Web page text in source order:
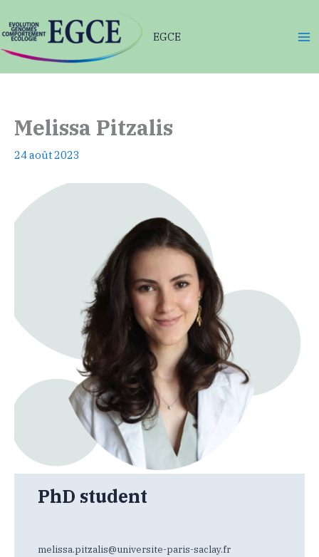
au
contenu
EGCE
Melissa Pitzalis
24 août 2023
PhD student
melissa.pitzalis@universite-paris-saclay.fr